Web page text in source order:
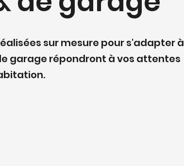
sur mesure pour s'adapter à
garage répondront à vos attentes